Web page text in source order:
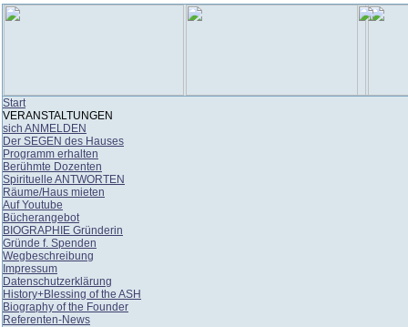
Start
VERANSTALTUNGEN
sich ANMELDEN
Der SEGEN des Hauses
Programm erhalten
Berühmte Dozenten
Spirituelle ANTWORTEN
Räume/Haus mieten
Auf Youtube
Bücherangebot
BIOGRAPHIE Gründerin
Gründe f. Spenden
Wegbeschreibung
Impressum
Datenschutzerklärung
History+Blessing of the ASH
Biography of the Founder
Referenten-News